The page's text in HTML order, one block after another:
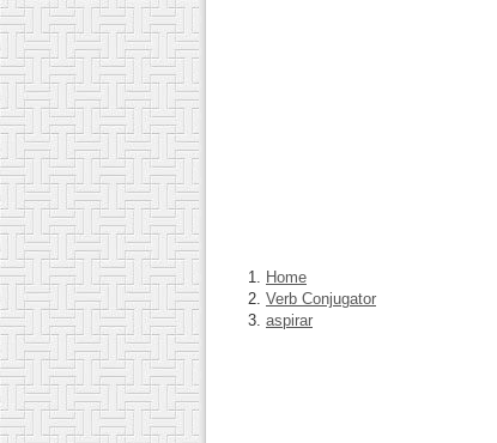
Home
Verb Conjugator
aspirar